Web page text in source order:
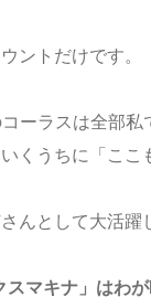
ントだけです。
ーラスは全部私
くうちに「ここ
んとして大活躍
マキナ」はわ